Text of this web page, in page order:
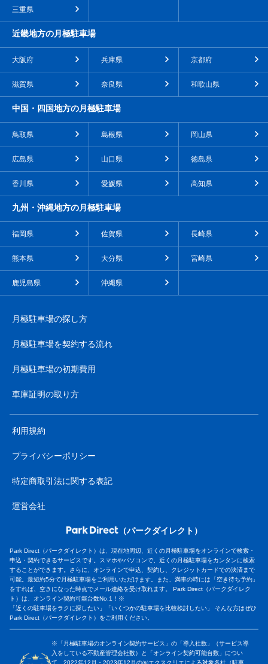
三重県
近畿地方の月極駐車場
大阪府 兵庫県 京都府
滋賀県 奈良県 和歌山県
中国・四国地方の月極駐車場
鳥取県 島根県 岡山県
広島県 山口県 徳島県
香川県 愛媛県 高知県
九州・沖縄地方の月極駐車場
福岡県 佐賀県 長崎県
熊本県 大分県 宮崎県
鹿児島県 沖縄県
月極駐車場の探し方
月極駐車場を契約する流れ
月極駐車場の初期費用
車庫証明の取り方
利用規約
プライバシーポリシー
特定商取引法に関する表記
運営会社
（パークダイレクト）
Park Direct（パークダイレクト）は、現在地周辺、近くの月極駐車場をオンラインで検索・
申込・契約できるサービスです。スマホやパソコンで、近くの月極駐車場をカンタンに検索
することができます。さらに、オンラインで申込、契約し、クレジットカードでの決済まで
可能。最短約5分で月極駐車場をご利用いただけます。また、満車の時には「空き待ち予約」
をすれば、空きになった時点でメール連絡を受け取れます。 Park Direct（パークダイレク
ト）は、オンライン契約可能台数No.1！※
「近くの駐車場をラクに探したい」「いくつかの駐車場を比較検討したい」 そんな方はぜひ
Park Direct（パークダイレクト）をご利用ください。
※「月極駐車場のオンライン契約サービス」の「導入社数」（サービス導
入をしている不動産管理会社数）と「オンライン契約可能台数」につい
て、2022年12月・2023年12月の㈱エクスクリエによる対象各社（駐車